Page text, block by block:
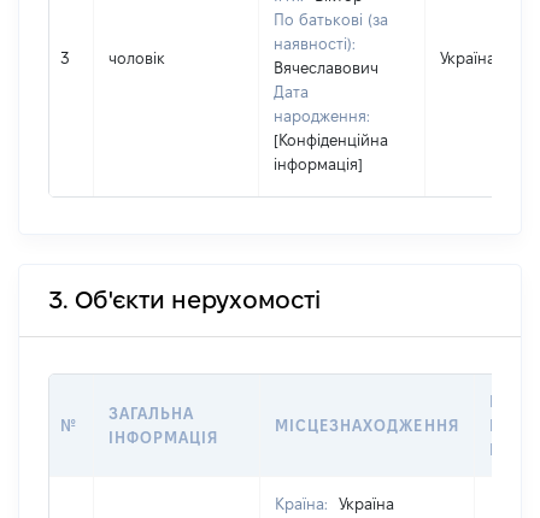
3 чоловік
По батькові (за
наявності):
Вячеславович
Дата
народження:
[Конфіденційна
інформація]
Україна
3. Об'єкти нерухомості
№
ЗАГАЛЬНА
ІНФОРМАЦІЯ
МІСЦЕЗНАХОДЖЕННЯ
Країна:
Україна